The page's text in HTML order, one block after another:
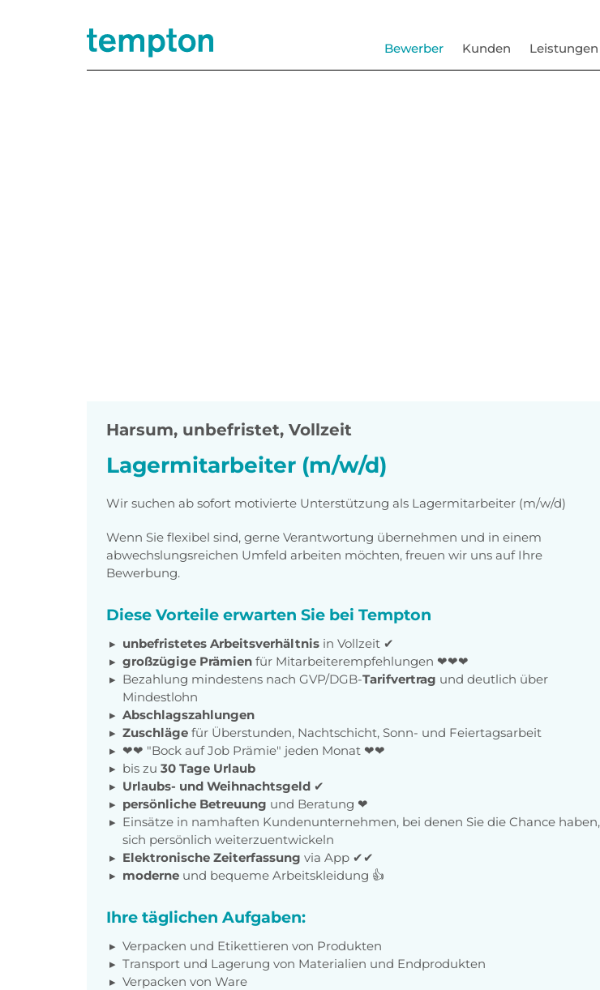
Bewerber Kunden Leistungen
Harsum, unbefristet, Vollzeit
Lagermitarbeiter (m/w/d)
Wir suchen ab sofort motivierte Unterstützung als Lagermitarbeiter (m/w/d)
Wenn Sie flexibel sind, gerne Verantwortung übernehmen und in einem
abwechslungsreichen Umfeld arbeiten möchten, freuen wir uns auf Ihre
Bewerbung.
Diese Vorteile erwarten Sie bei Tempton
unbefristetes Arbeitsverhältnis in Vollzeit ✔
großzügige Prämien für Mitarbeiterempfehlungen ❤❤❤
Bezahlung mindestens nach GVP/DGB-Tarifvertrag und deutlich über
Mindestlohn
Abschlagszahlungen
Zuschläge für Überstunden, Nachtschicht, Sonn- und Feiertagsarbeit
❤❤ "Bock auf Job Prämie" jeden Monat ❤❤
bis zu 30 Tage Urlaub
Urlaubs- und Weihnachtsgeld ✔
persönliche Betreuung und Beratung ❤
Einsätze in namhaften Kundenunternehmen, bei denen Sie die Chance haben,
sich persönlich weiterzuentwickeln
Elektronische Zeiterfassung via App ✔✔
moderne und bequeme Arbeitskleidung 👍
Ihre täglichen Aufgaben:
Verpacken und Etikettieren von Produkten
Transport und Lagerung von Materialien und Endprodukten
Verpacken von Ware